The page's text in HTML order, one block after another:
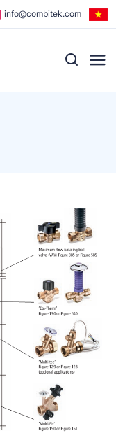
info@combitek.com